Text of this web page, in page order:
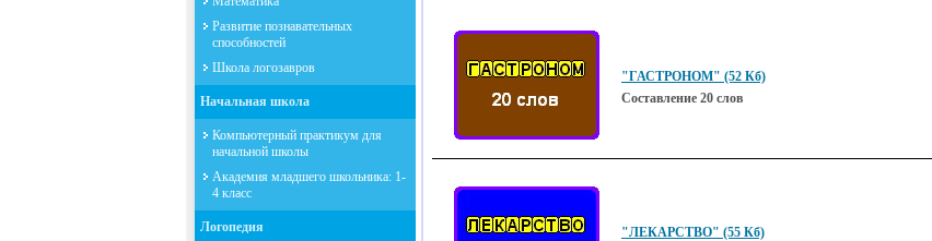
Развитие познавательных
способностей
Школа логозавров
Начальная школа
Компьютерный практикум для
начальной школы
Академия младшего школьника: 1-
4 класс
Логопедия
"ГАСТРОНОМ" (52 Кб)
Составление 20 слов
"ЛЕКАРСТВО" (55 Кб)